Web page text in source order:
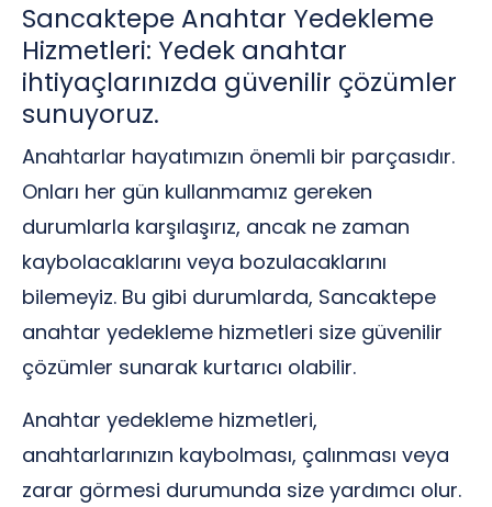
Sancaktepe Anahtar Yedekleme
Hizmetleri: Yedek anahtar
ihtiyaçlarınızda güvenilir çözümler
sunuyoruz.
Anahtarlar hayatımızın önemli bir parçasıdır.
Onları her gün kullanmamız gereken
durumlarla karşılaşırız, ancak ne zaman
kaybolacaklarını veya bozulacaklarını
bilemeyiz. Bu gibi durumlarda, Sancaktepe
anahtar yedekleme hizmetleri size güvenilir
çözümler sunarak kurtarıcı olabilir.
Anahtar yedekleme hizmetleri,
anahtarlarınızın kaybolması, çalınması veya
zarar görmesi durumunda size yardımcı olur.